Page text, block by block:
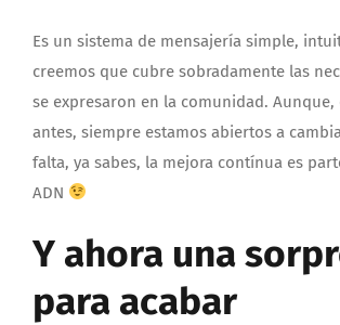
Es un sistema de mensajería simple,
creemos que cubre sobradamente las
se expresaron en la comunidad. Aunque,
antes, siempre estamos abiertos a
falta, ya sabes, la mejora contínua es
ADN
Y ahora una
para acabar